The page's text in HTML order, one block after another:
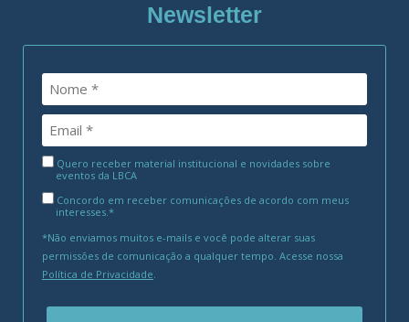
Newsletter
Quero receber material institucional e novidades sobre
eventos da LBCA
Concordo em receber comunicações de acordo com meus
interesses.*
*Não enviamos muitos e-mails e você pode alterar suas
permissões de comunicação a qualquer tempo. Acesse nossa
Política de Privacidade.